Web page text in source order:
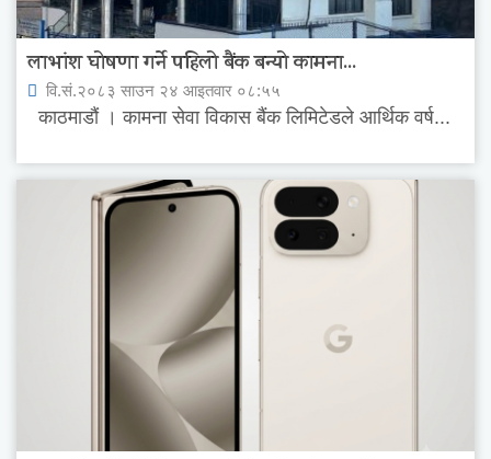
लाभांश घोषणा गर्ने पहिलो बैंक बन्यो कामना...
वि.सं.२०८३ साउन २४ आइतवार ०८:५५
काठमाडौं । कामना सेवा विकास बैंक लिमिटेडले आर्थिक वर्ष...